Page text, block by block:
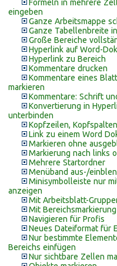
Formeln in mehrere
eingeben
Ganze Arbeitsmappe
Ganze Tabellenbreite
Große Bereiche
Hyperlink auf Word-
Hyperlink zu Bereich
Kommentare drucken
Kommentare eines
markieren
Kommentare: Schrift
Konvertierung in
unterbinden
Kopfzeilen,
Link zu einem Word
Markieren ohne
Markierung nach links
Mehrere Startordner
Menüband aus-/
Minisymbolleiste nur
anzeigen
Mit Arbeitsblatt-
Mit
Navigieren für Profis
Neues Dateiformat für
Nur bestimmte
Bereichs einfügen
Nur sichtbare Zellen